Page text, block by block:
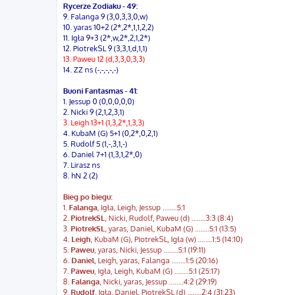
Rycerze Zodiaku - 49:
9. Falanga 9 (3,0,3,3,0,w)
10. yaras 10+2 (2*,2*,1,1,2,2)
11. Igła 9+3 (2*,w,2*,2,1,2*)
12. PiotrekSL 9 (3,3,1,d,1,1)
13. Paweu 12 (d,3,3,0,3,3)
14. ZZ ns (-,-,-,-,-)
Buoni Fantasmas - 41:
1. Jessup 0 (0,0,0,0,0)
2. Nicki 9 (2,1,2,3,1)
3. Leigh 13+1 (1,3,2*,1,3,3)
4. KubaM (G) 5+1 (0,2*,0,2,1)
5. Rudolf 5 (1,-,3,1,-)
6. Daniel 7+1 (1,3,1,2*,0)
7. Lirasz ns
8. hN 2 (2)
Bieg po biegu:
1. Falanga , Igła, Leigh, Jessup ……..5:1
2. PiotrekSL
, Nicki, Rudolf, Paweu (d) ...…..3:3 (8:4)
3. PiotrekSL
, yaras, Daniel, KubaM (G) ...…..5:1 (13:5)
4. Leigh , KubaM (G), PiotrekSL, Igła (w) ...…..1:5 (14:10)
5. Paweu , yaras, Nicki, Jessup ...…..5:1 (19:11)
6. Daniel , Leigh, yaras, Falanga ...…..1:5 (20:16)
7. Paweu , Igła, Leigh, KubaM (G) ...…..5:1 (25:17)
8. Falanga , Nicki, yaras, Jessup ...…..4:2 (29:19)
9. Rudolf , Igła, Daniel, PiotrekSL (d) ...…..2:4 (31:23)